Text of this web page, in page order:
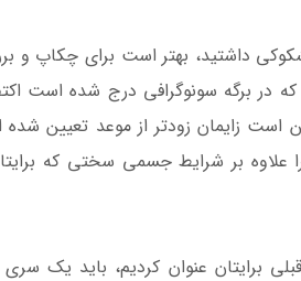
درد یا حالت مشکوکی داشتید، بهتر است برای
در برگه سونوگرافی درج شده است
زایمان زودتر از موعد تعیین شده
علاوه بر شرایط جسمی سختی که
برایتان عنوان کردیم، باید یک سری